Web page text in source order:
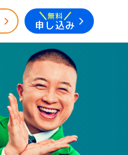
無料
申し込み